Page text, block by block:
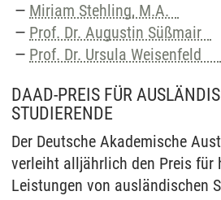
Miriam Stehling, M.A.
Prof. Dr. Augustin Süßmair
Prof. Dr. Ursula Weisenfeld
DAAD-PREIS FÜR
STUDIERENDE
Der Deutsche Akademische
verleiht alljährlich den Preis für
Leistungen von ausländischen